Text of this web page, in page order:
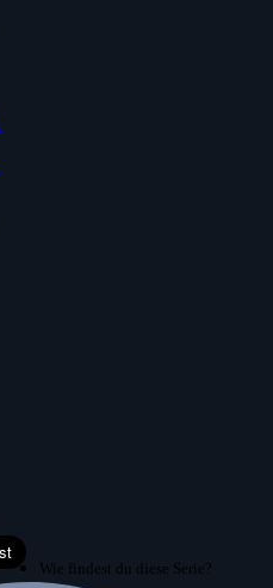
Wie findest du diese Serie?